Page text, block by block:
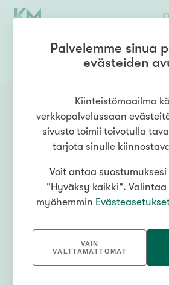
0400304741
Palvelemme sinua
evästeiden
Kiinteistömaailma
verkkopalvelussaan
sivusto toimii toivotulla
tarjota sinulle
Voit antaa
"Hyväksy kaikki".
myöhemmin
VAIN
VÄLTTÄMÄTTÖMÄT